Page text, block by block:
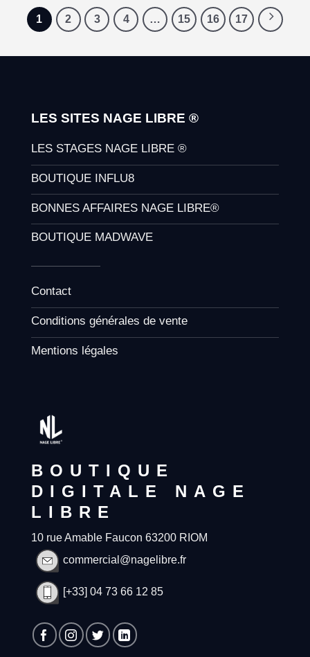
1 2 3 4 … 15 16 17
BOUTIQUE
DIGITALE NAGE
LIBRE
10 rue Amable Faucon 63200 RIOM
commercial@nagelibre.fr
[+33] 04 73 66 12 85
LES SITES NAGE LIBRE ®
LES STAGES NAGE LIBRE ®
BOUTIQUE INFLU8
BONNES AFFAIRES NAGE LIBRE®
BOUTIQUE MADWAVE
Contact
Conditions générales de vente
Mentions légales